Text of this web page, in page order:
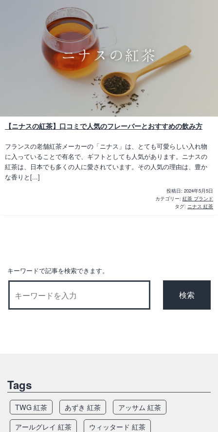
【ニナスの紅茶】口コミで人気のフレーバーとおすすめの飲み方
フランスの老舗紅茶メーカーの「ニナス」は、とても可愛らしい入れ物
に入っていることで有名で、ギフトとしても人気があります。ニナスの
紅茶は、日本でも多くの人に愛されています。その人気の理由は、豊か
な香りと[...]
投稿日: 2024年5月5日
カテゴリー: 紅茶 ブランド
タグ: ニナス 紅茶
キーワードで記事を検索できます。
Tags
TWG 紅茶 あずき 紅茶
アッサム 紅茶
アールグレイ 紅茶
ウィッタード 紅茶